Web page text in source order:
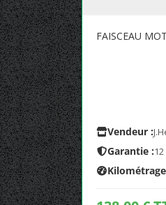
FAISCEAU
Vendeur :
Garantie :